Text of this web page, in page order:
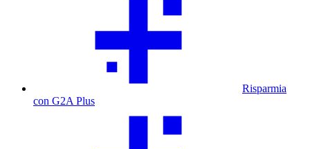
Risparmia
con G2A Plus